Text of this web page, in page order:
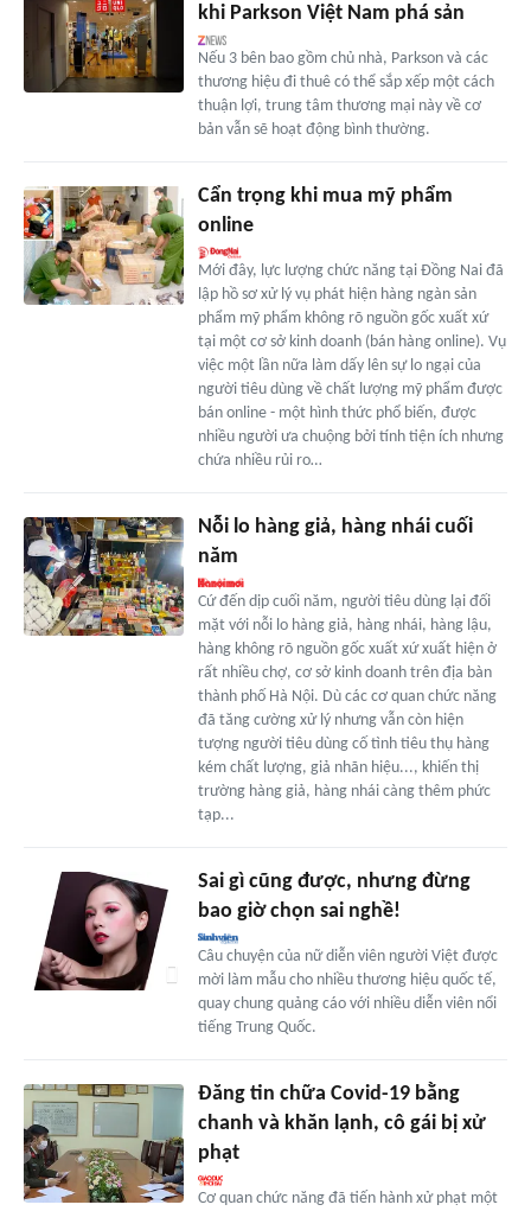
khi Parkson Việt Nam phá sản
Nếu 3 bên bao gồm chủ nhà, Parkson và các
thương hiệu đi thuê có thể sắp xếp một cách
thuận lợi, trung tâm thương mại này về cơ
bản vẫn sẽ hoạt động bình thường.
Cẩn trọng khi mua mỹ phẩm
online
Mới đây, lực lượng chức năng tại Đồng Nai đã
lập hồ sơ xử lý vụ phát hiện hàng ngàn sản
phẩm mỹ phẩm không rõ nguồn gốc xuất xứ
tại một cơ sở kinh doanh (bán hàng online). Vụ
việc một lần nữa làm dấy lên sự lo ngại của
người tiêu dùng về chất lượng mỹ phẩm được
bán online - một hình thức phổ biến, được
nhiều người ưa chuộng bởi tính tiện ích nhưng
chứa nhiều rủi ro…
Nỗi lo hàng giả, hàng nhái cuối
năm
Cứ đến dịp cuối năm, người tiêu dùng lại đối
mặt với nỗi lo hàng giả, hàng nhái, hàng lậu,
hàng không rõ nguồn gốc xuất xứ xuất hiện ở
rất nhiều chợ, cơ sở kinh doanh trên địa bàn
thành phố Hà Nội. Dù các cơ quan chức năng
đã tăng cường xử lý nhưng vẫn còn hiện
tượng người tiêu dùng cố tình tiêu thụ hàng
kém chất lượng, giả nhãn hiệu..., khiến thị
trường hàng giả, hàng nhái càng thêm phức
tạp...
Sai gì cũng được, nhưng đừng
bao giờ chọn sai nghề!
Câu chuyện của nữ diễn viên người Việt được
mời làm mẫu cho nhiều thương hiệu quốc tế,
quay chung quảng cáo với nhiều diễn viên nổi
tiếng Trung Quốc.
Đăng tin chữa Covid-19 bằng
chanh và khăn lạnh, cô gái bị xử
phạt
Cơ quan chức năng đã tiến hành xử phạt một